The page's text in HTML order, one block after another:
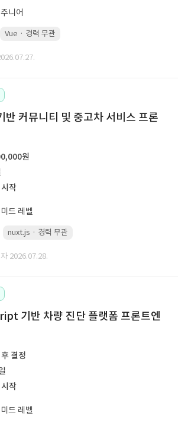
주니어
Vue · 경력 무관
커뮤니티 및 중고차 서비스 프론
원
작
미드 레벨
nuxt.js · 경력 무관
2026.07.28.
기반 차량 진단 플랫폼 프론트엔
결정
작
미드 레벨